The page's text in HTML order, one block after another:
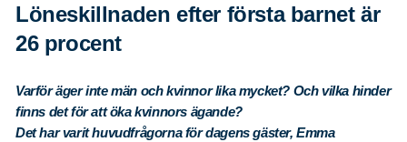
Löneskillnaden efter första barnet är
26 procent
Varför äger inte män och kvinnor lika mycket? Och vilka hinder
finns det för att öka kvinnors ägande?
Det har varit huvudfrågorna för dagens gäster, Emma